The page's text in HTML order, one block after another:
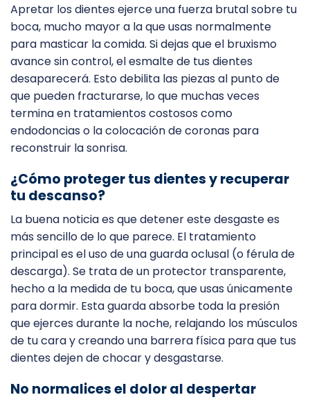
Apretar los dientes ejerce una fuerza brutal sobre tu
boca, mucho mayor a la que usas normalmente
para masticar la comida. Si dejas que el bruxismo
avance sin control, el esmalte de tus dientes
desaparecerá. Esto debilita las piezas al punto de
que pueden fracturarse, lo que muchas veces
termina en tratamientos costosos como
endodoncias o la colocación de coronas para
reconstruir la sonrisa.
¿Cómo proteger tus dientes y recuperar
tu descanso?
La buena noticia es que detener este desgaste es
más sencillo de lo que parece. El tratamiento
principal es el uso de una guarda oclusal (o férula de
descarga). Se trata de un protector transparente,
hecho a la medida de tu boca, que usas únicamente
para dormir. Esta guarda absorbe toda la presión
que ejerces durante la noche, relajando los músculos
de tu cara y creando una barrera física para que tus
dientes dejen de chocar y desgastarse.
No normalices el dolor al despertar